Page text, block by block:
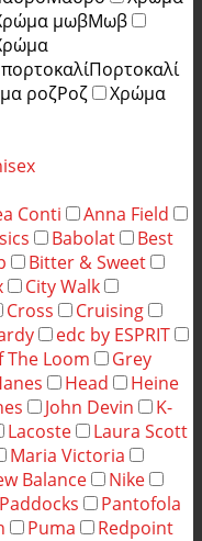
μωβΜωβ
Πορτοκαλί
ροζΡοζ
Χρώμα
Conti
Anna Field
Babolat
Best
Bitter & Sweet
City Walk
Cross
Cruising
edc by ESPRIT
The Loom
Grey
Head
Heine
John Devin
K-
Lacoste
Laura Scott
Maria Victoria
Balance
Nike
Paddocks
Pantofola
Puma
Redpoint